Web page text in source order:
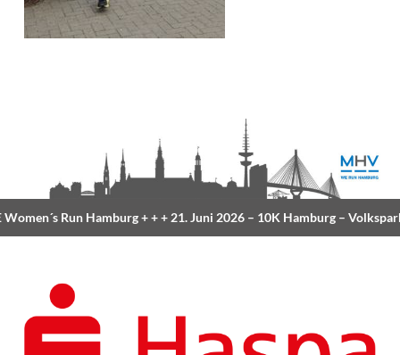
Run Hamburg+ + +21. Juni 2026 –10K Hamburg– Volkspark